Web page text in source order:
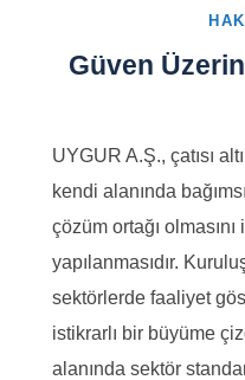
Güven
UYGUR A.Ş., çatısı
kendi alanında
çözüm ortağı
yapılanmasıdır.
sektörlerde faaliyet
istikrarlı bir büyüme
alanında sektör